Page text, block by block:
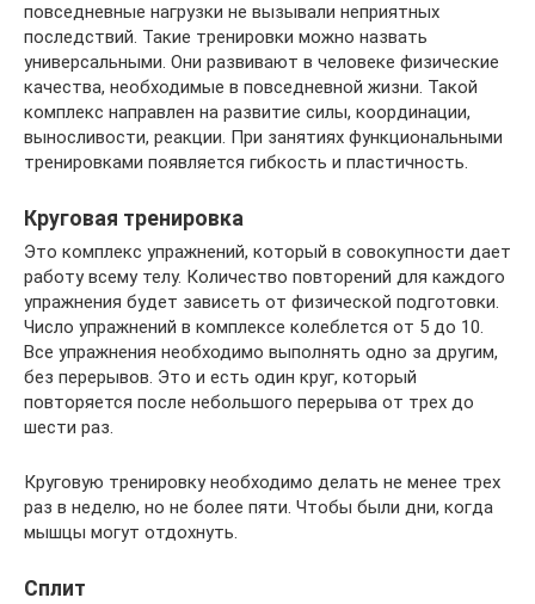
повседневные нагрузки не вызывали неприятных
последствий. Такие тренировки можно назвать
универсальными. Они развивают в человеке физические
качества, необходимые в повседневной жизни. Такой
комплекс направлен на развитие силы, координации,
выносливости, реакции. При занятиях функциональными
тренировками появляется гибкость и пластичность.
Круговая тренировка
Это комплекс упражнений, который в совокупности дает
работу всему телу. Количество повторений для каждого
упражнения будет зависеть от физической подготовки.
Число упражнений в комплексе колеблется от 5 до 10.
Все упражнения необходимо выполнять одно за другим,
без перерывов. Это и есть один круг, который
повторяется после небольшого перерыва от трех до
шести раз.
Круговую тренировку необходимо делать не менее трех
раз в неделю, но не более пяти. Чтобы были дни, когда
мышцы могут отдохнуть.
Сплит